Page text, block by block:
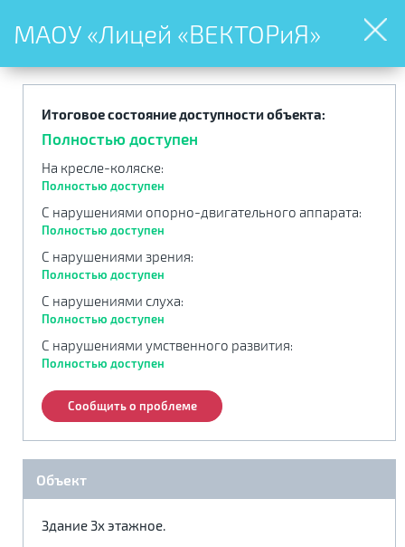
...
МАОУ «Лицей «ВЕКТОРиЯ»
Итоговое состояние доступности объекта:
Полностью доступен
На кресле-коляске:
Полностью доступен
С нарушениями опорно-двигательного аппарата:
Полностью доступен
С нарушениями зрения:
Полностью доступен
С нарушениями слуха:
Полностью доступен
С нарушениями умственного развития:
Полностью доступен
Сообщить о проблеме
Объект
Здание 3х этажное.